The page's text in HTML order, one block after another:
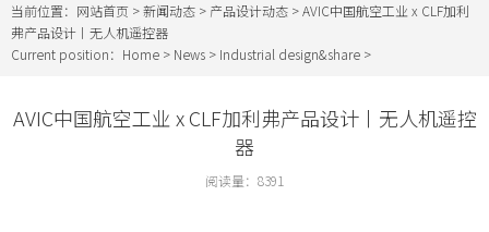
当前位置： 网站首页 >新闻动态 > 产品设计动态 > AVIC中国航空工业 x CLF加利
弗产品设计丨无人机遥控器
Current position： Home > News > Industrial design&share >
AVIC中国航空工业 x CLF加利弗产品设计丨无人机遥控
器
阅读量： 8391